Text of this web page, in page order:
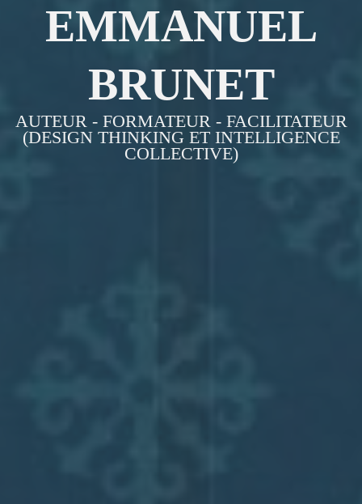
EMMANUEL
BRUNET
AUTEUR - FORMATEUR - FACILITATEUR
(DESIGN THINKING ET INTELLIGENCE
COLLECTIVE)